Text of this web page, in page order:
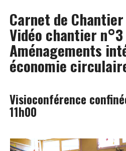
Carnet de Chantier
Vidéo chantier
Aménagements
économie
Visioconférence
11h00